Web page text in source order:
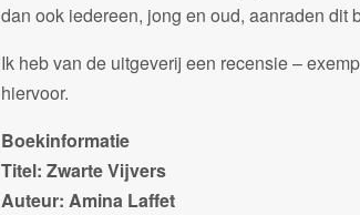
dan ook iedereen, jong en oud, aanraden dit
Ik heb van de uitgeverij een recensie –
hiervoor.
Boekinformatie
Titel: Zwarte Vijvers
Auteur: Amina Laffet